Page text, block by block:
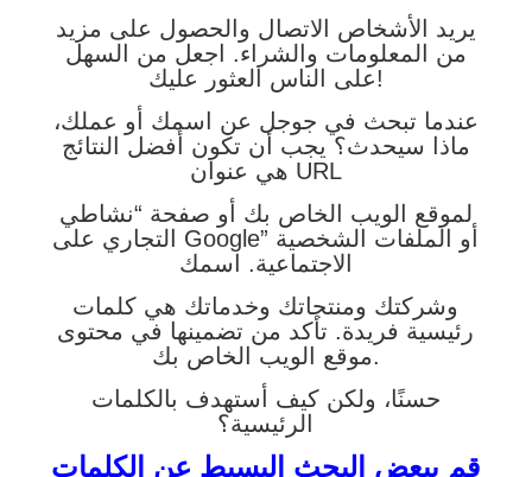
يريد الأشخاص الاتصال والحصول على مزيد
من المعلومات والشراء. اجعل من السهل
على الناس العثور عليك!
عندما تبحث في جوجل عن اسمك أو عملك،
ماذا سيحدث؟ يجب أن تكون أفضل النتائج
هي عنوان URL
لموقع الويب الخاص بك أو صفحة “نشاطي
التجاري على Google” أو الملفات الشخصية
الاجتماعية. اسمك
وشركتك ومنتجاتك وخدماتك هي كلمات
رئيسية فريدة. تأكد من تضمينها في محتوى
موقع الويب الخاص بك.
حسنًا، ولكن كيف أستهدف بالكلمات
الرئيسية؟
قم ببعض البحث البسيط عن الكلمات